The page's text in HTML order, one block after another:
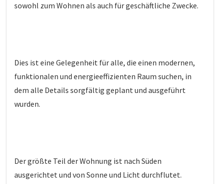
sowohl zum Wohnen als auch für geschäftliche Zwecke.
Dies ist eine Gelegenheit für alle, die einen modernen,
funktionalen und energieeffizienten Raum suchen, in
dem alle Details sorgfältig geplant und ausgeführt
wurden.
Der größte Teil der Wohnung ist nach Süden
ausgerichtet und von Sonne und Licht durchflutet.